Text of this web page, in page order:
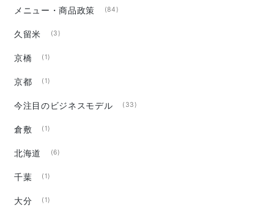
メニュー・商品政策 (84)
久留米 (3)
京橋 (1)
京都 (1)
今注目のビジネスモデル (33)
倉敷 (1)
北海道 (6)
千葉 (1)
大分 (1)